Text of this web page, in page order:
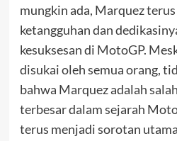
mungkin ada, Marquez
ketangguhan dan
kesuksesan di MotoGP.
disukai oleh semua orang,
bahwa Marquez adalah
terbesar dalam sejarah
terus menjadi sorotan